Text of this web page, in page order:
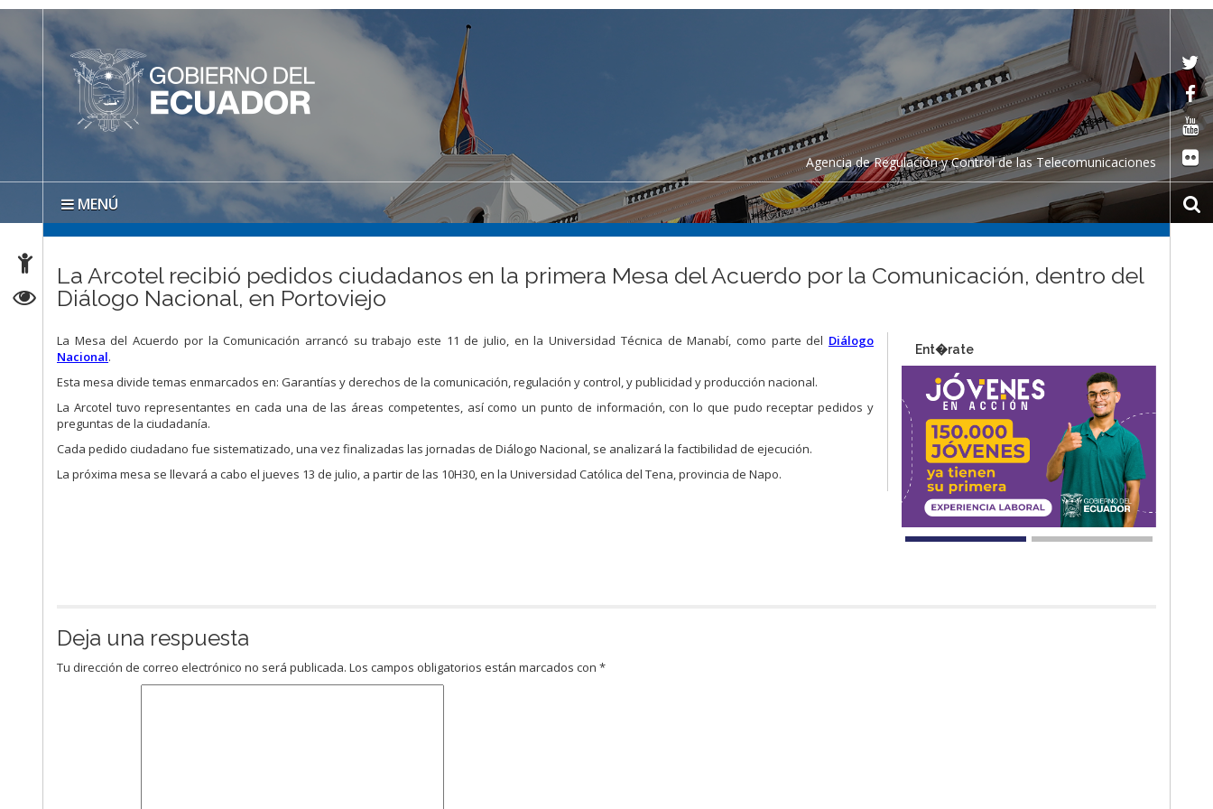
Agencia de Regulación y Control de las Telecomunicaciones
MENÚ
La Arcotel recibió pedidos ciudadanos en la primera Mesa del Acuerdo por la Comunicación, dentro del
Diálogo Nacional, en Portoviejo
La Mesa del Acuerdo por la Comunicación arrancó su trabajo este 11 de julio, en la Universidad Técnica de Manabí, como parte del Diálogo
Nacional.
Esta mesa divide temas enmarcados en: Garantías y derechos de la comunicación, regulación y control, y publicidad y producción nacional.
La Arcotel tuvo representantes en cada una de las áreas competentes, así como un punto de información, con lo que pudo receptar pedidos y
preguntas de la ciudadanía.
Cada pedido ciudadano fue sistematizado, una vez finalizadas las jornadas de Diálogo Nacional, se analizará la factibilidad de ejecución.
La próxima mesa se llevará a cabo el jueves 13 de julio, a partir de las 10H30, en la Universidad Católica del Tena, provincia de Napo.
Ent�rate
Deja una respuesta
Tu dirección de correo electrónico no será publicada. Los campos obligatorios están marcados con*